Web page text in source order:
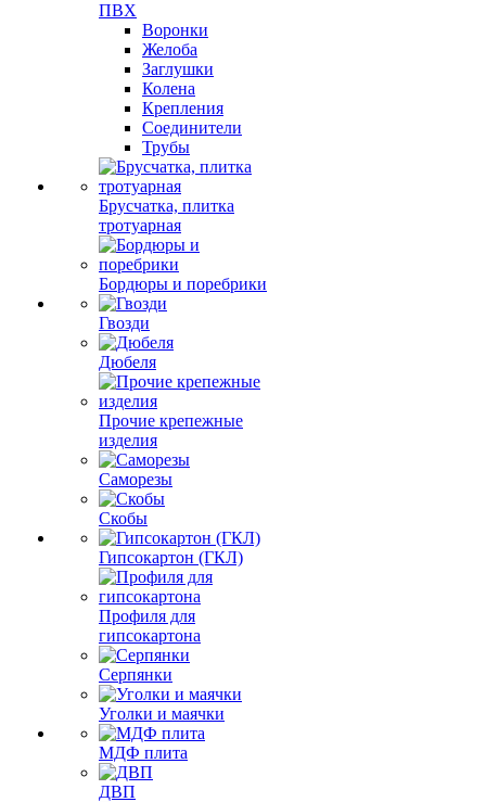
ПВХ
Воронки
Желоба
Заглушки
Колена
Крепления
Соединители
Трубы
Брусчатка, плитка
тротуарная
Бордюры и поребрики
Гвозди
Дюбеля
Прочие крепежные
изделия
Саморезы
Скобы
Гипсокартон (ГКЛ)
Профиля для
гипсокартона
Серпянки
Уголки и маячки
МДФ плита
ДВП